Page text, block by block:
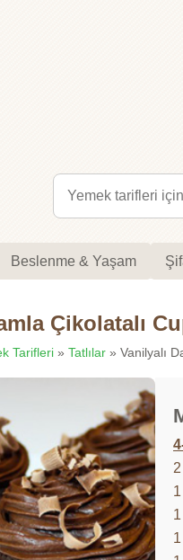
Beslenme & Yaşam
Çikolatalı
Tarifleri » Tatlılar » Vanilyalı